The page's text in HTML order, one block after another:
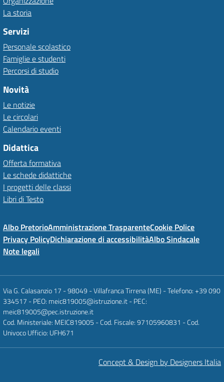
La storia
Servizi
Personale scolastico
Famiglie e studenti
Percorsi di studio
Novità
Le notizie
Le circolari
Calendario eventi
Didattica
Offerta formativa
Le schede didattiche
I progetti delle classi
Libri di Testo
Albo PretorioAmministrazione TrasparenteCookie Police
Privacy PolicyDichiarazione di accessibilitàAlbo Sindacale
Note legali
Via G. Calasanzio 17 - 98049 - Villafranca Tirrena (ME) - Telefono: +39 090
334517 - PEO: meic819005@istruzione.it - PEC:
meic819005@pec.istruzione.it
Cod. Ministeriale: MEIC819005 - Cod. Fiscale: 97105960831 - Cod.
Univoco Ufficio: UFH671
Concept & Design by Designers Italia